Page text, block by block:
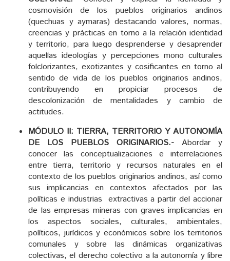
cosmovisión de los pueblos originarios andinos
(quechuas y aymaras) destacando valores, normas,
creencias y prácticas en torno a la relación identidad
y territorio, para luego desprenderse y desaprender
aquellas ideologías y percepciones mono culturales
folclorizantes, exotizantes y cosificantes en torno al
sentido de vida de los pueblos originarios andinos,
contribuyendo en propiciar procesos de
descolonización de mentalidades y cambio de
actitudes.
MÓDULO II: TIERRA, TERRITORIO Y AUTONOMÍA
DE LOS PUEBLOS ORIGINARIOS.- Abordar y
conocer las conceptualizaciones e interrelaciones
entre tierra, territorio y recursos naturales en el
contexto de los pueblos originarios andinos, así como
sus implicancias en contextos afectados por las
políticas e industrias extractivas a partir del accionar
de las empresas mineras con graves implicancias en
los aspectos sociales, culturales, ambientales,
políticos, jurídicos y económicos sobre los territorios
comunales y sobre las dinámicas organizativas
colectivas, el derecho colectivo a la autonomía y libre